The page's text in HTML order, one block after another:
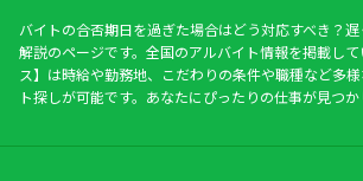
バイトの合否期日を過ぎた場合はどう対応すべき？
解説のページです。全国のアルバイト情報を掲載し
ス】は時給や勤務地、こだわりの条件や職種など多
ト探しが可能です。あなたにぴったりの仕事が見つか